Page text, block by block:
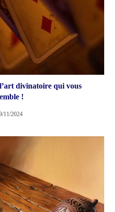
divinatoire qui vous
!
11/2024